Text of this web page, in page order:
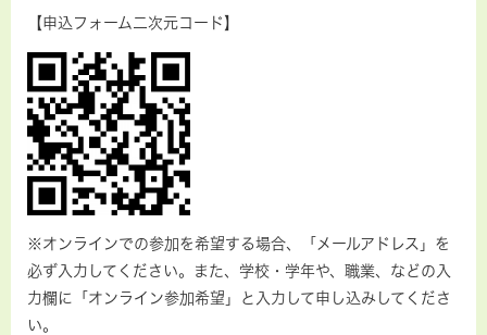
【申込フォーム二次元コード】
※オンラインでの参加を希望する場合、「メールアドレス」を
必ず入力してください。また、学校・学年や、職業、などの入
力欄に「オンライン参加希望」と入力して申し込みしてくださ
い。